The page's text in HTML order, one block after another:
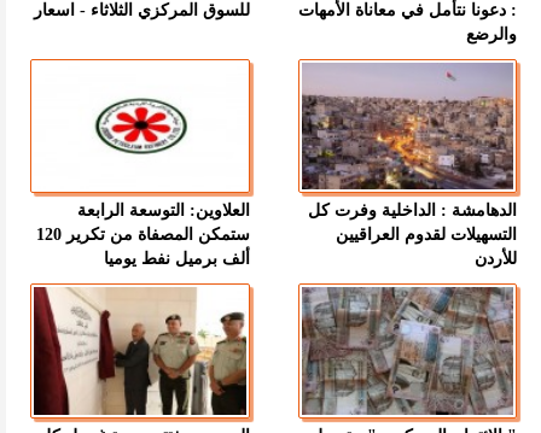
: دعونا نتأمل في معاناة الأمهات
والرضع
للسوق المركزي الثلاثاء - اسعار
الدهامشة : الداخلية وفرت كل
التسهيلات لقدوم العراقيين
للأردن
العلاوين: التوسعة الرابعة
ستمكن المصفاة من تكرير 120
ألف برميل نفط يوميا